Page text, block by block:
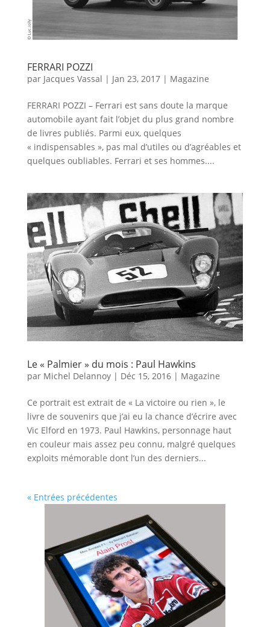
FERRARI POZZI
par Jacques Vassal | Jan 23, 2017| Magazine
FERRARI POZZI – Ferrari est sans doute la marque
automobile ayant fait l’objet du plus grand nombre
de livres publiés. Parmi eux, quelques
« indispensables », pas mal d’utiles ou d’agréables et
quelques oubliables. Ferrari et ses hommes....
Le « Palmier » du mois : Paul Hawkins
par Michel Delannoy| Déc 15, 2016| Magazine
Ce portrait est extrait de « La victoire ou rien », le
livre de souvenirs que j’ai eu la chance d’écrire avec
Vic Elford en 1973. Paul Hawkins, personnage haut
en couleur mais assez peu connu, malgré quelques
exploits mémorable dont l’un des derniers...
« Entrées précédentes